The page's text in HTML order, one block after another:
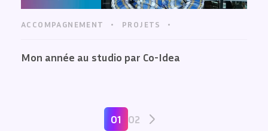
ACCOMPAGNEMENT PROJETS
Mon année au studio par Co-Idea
01 02